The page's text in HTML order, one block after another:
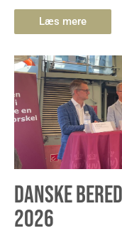
Læs mere
DANSKE
2026